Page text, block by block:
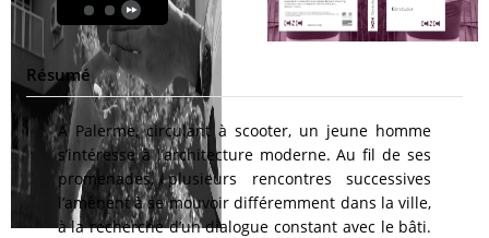
Résumé
A Palerme, circulant à scooter, un jeune homme
s’intéresse à l’architecture moderne. Au fil de ses
promenades, plusieurs rencontres successives
l’amènent à se mouvoir différemment dans la ville,
à la recherche d’un dialogue constant avec le bâti.